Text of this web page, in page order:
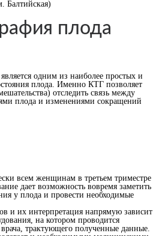
Балтийская)
плода
одним из наиболее простых и
плода. Именно КТГ позволяет
отследить связь между
плода и изменениями сокращений
всем женщинам в третьем триместре
дает возможность вовремя заметить
у плода и провести необходимые
и их интерпретация напрямую зависит
на котором проводится
трактующего полученные данные.